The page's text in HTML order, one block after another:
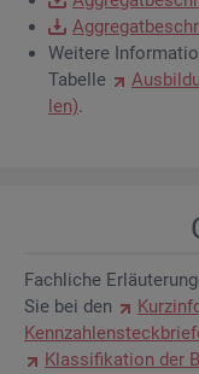
Wei­te­re
Ta­bel­le
len).
Fach­li­che
Sie bei den
Klas­si­fi­ka­ti­on der